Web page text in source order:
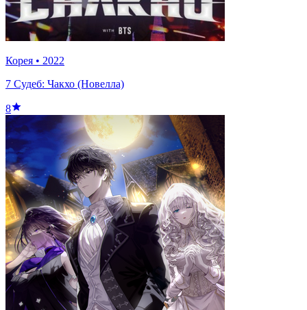
Корея • 2022
7 Судеб: Чакхо (Новелла)
8